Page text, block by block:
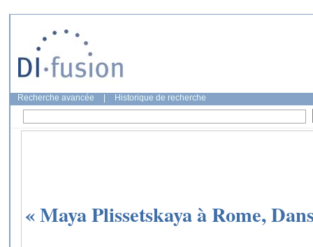
Recherche avancée Historique de recherche
« Maya Plissetskaya à Rome,